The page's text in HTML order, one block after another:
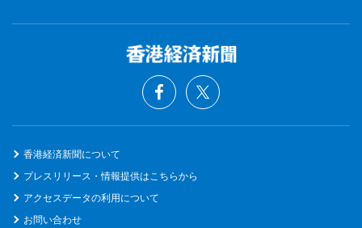
香港経済新聞について
プレスリリース・情報提供はこちらから
アクセスデータの利用について
お問い合わせ